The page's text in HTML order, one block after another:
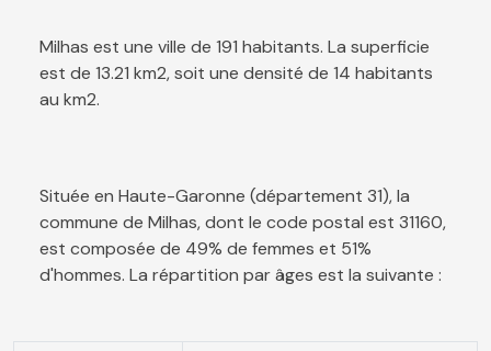
Milhas est une ville de 191 habitants. La superficie
est de 13.21 km2, soit une densité de 14 habitants
au km2.
Située en Haute-Garonne (département 31), la
commune de Milhas, dont le code postal est 31160,
est composée de 49% de femmes et 51%
d'hommes. La répartition par âges est la suivante :